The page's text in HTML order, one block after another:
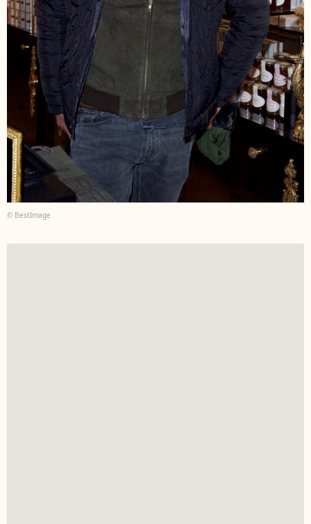
© BestImage